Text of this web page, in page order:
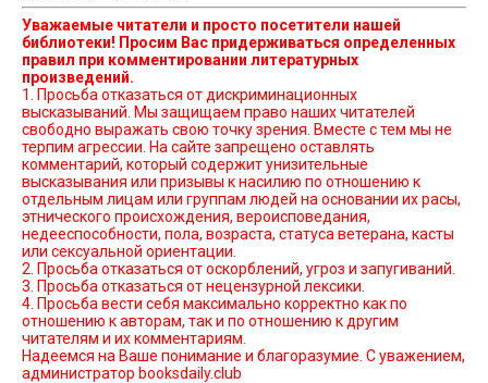
Уважаемые читатели и просто посетители нашей
библиотеки! Просим Вас придерживаться определенных
правил при комментировании литературных
произведений.
1. Просьба отказаться от дискриминационных
высказываний. Мы защищаем право наших читателей
свободно выражать свою точку зрения. Вместе с тем мы не
терпим агрессии. На сайте запрещено оставлять
комментарий, который содержит унизительные
высказывания или призывы к насилию по отношению к
отдельным лицам или группам людей на основании их расы,
этнического происхождения, вероисповедания,
недееспособности, пола, возраста, статуса ветерана, касты
или сексуальной ориентации.
2. Просьба отказаться от оскорблений, угроз и запугиваний.
3. Просьба отказаться от нецензурной лексики.
4. Просьба вести себя максимально корректно как по
отношению к авторам, так и по отношению к другим
читателям и их комментариям.
Надеемся на Ваше понимание и благоразумие. С уважением,
администратор booksdaily.club